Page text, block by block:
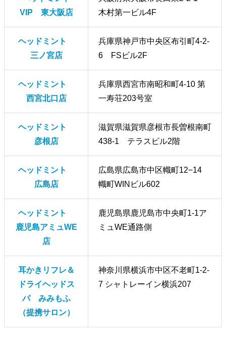
VIP 東大阪店
木村第一ビル4F
ヘッドミント
三ノ宮店
兵庫県神戸市中央区布引町4-2-
6 FSビル2F
ヘッドミント
西宮北口店
兵庫県西宮市南昭和町4-10 第
一寿荘203号室
ヘッドミント
彦根店
滋賀県滋賀県彦根市長曽根南町
438-1 テラスビル2階
ヘッドミント
広島店
広島県広島市中区幟町12−14
幟町WINビル602
ヘッドミント
鹿児島アミュWE
店
鹿児島県鹿児島市中央町1-1ア
ミュWE通路側
耳かきリフレ＆
ドライヘッドス
パ みみもふ
（提携サロン）
神奈川県横浜市中区不老町1-2-
7 シャトレーイン横浜207